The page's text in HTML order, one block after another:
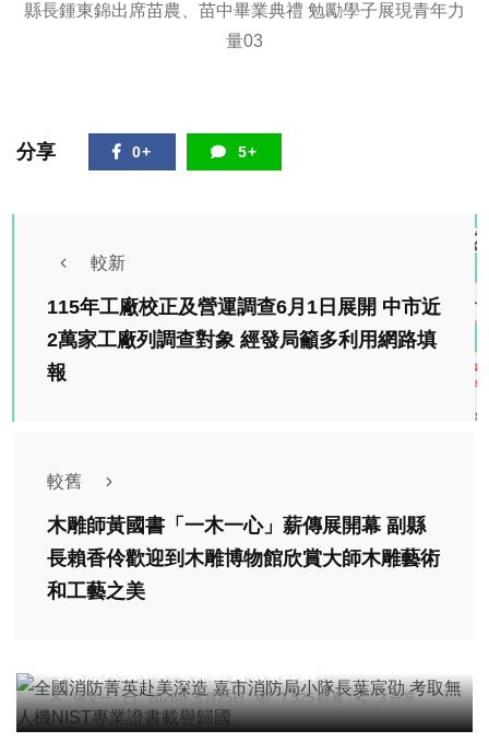
縣長鍾東錦出席苗農、苗中畢業典禮 勉勵學子展現青年力
量03
分享 0+ 5+
較新
115年工廠校正及營運調查6月1日展開 中市近
2萬家工廠列調查對象 經發局籲多利用網路填
報
較舊
木雕師黃國書「一木一心」薪傳展開幕 副縣
長賴香伶歡迎到木雕博物館欣賞大師木雕藝術
和工藝之美
張文一 2026年五月25日 7,525 觀看 3 分享
社會 綜合新聞 文教
文青女神林予晞領軍！2026台中文學季開跑 打造